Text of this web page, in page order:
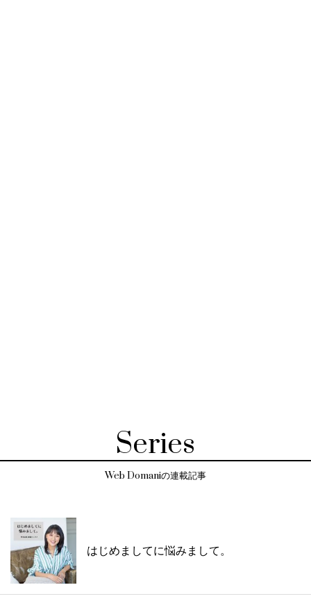
Series
Web Domaniの連載記事
はじめましてに悩みまして。